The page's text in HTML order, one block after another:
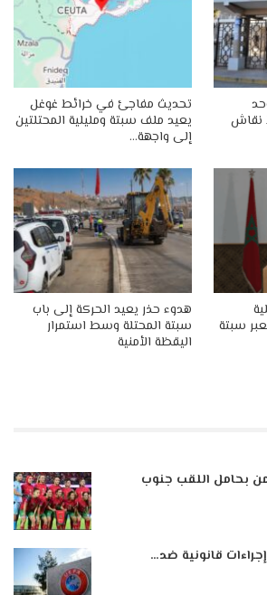
نقاش
تحديث مفاجئ في خرائط غوغل
يعيد ملف سبتة ومليلية المحتلتين
إلى واجهة…
سبتة
هدوء حذر يعيد الحركة إلى باب
سبتة المحتلة وسط استمرار
اليقظة الأمنية
بحامل اللقب جنوب
إجراءات قانونية ضد…